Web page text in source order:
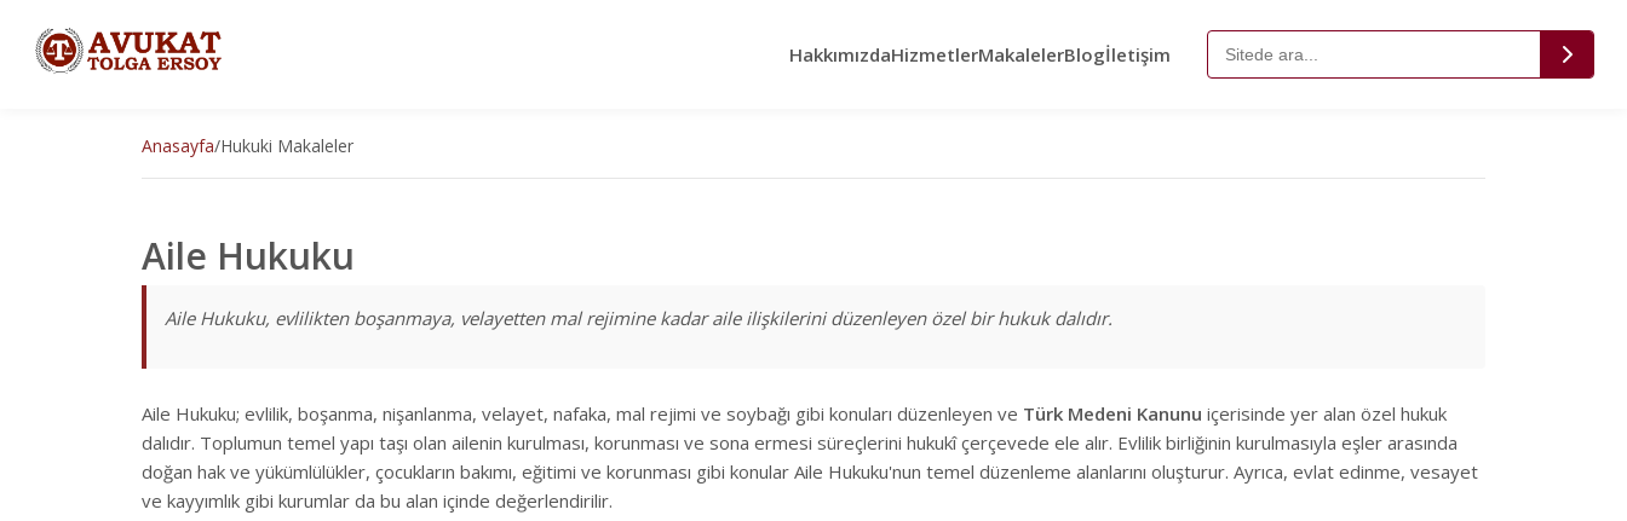
HakkımızdaHizmetlerMakalelerBlogİletişim
Anasayfa/Hukuki Makaleler
Aile Hukuku
Aile Hukuku, evlilikten boşanmaya, velayetten mal rejimine kadar aile ilişkilerini düzenleyen özel bir hukuk dalıdır.
Aile Hukuku; evlilik, boşanma, nişanlanma, velayet, nafaka, mal rejimi ve soybağı gibi konuları düzenleyen ve Türk Medeni Kanunu içerisinde yer alan özel hukuk
dalıdır. Toplumun temel yapı taşı olan ailenin kurulması, korunması ve sona ermesi süreçlerini hukukî çerçevede ele alır. Evlilik birliğinin kurulmasıyla eşler arasında
doğan hak ve yükümlülükler, çocukların bakımı, eğitimi ve korunması gibi konular Aile Hukuku'nun temel düzenleme alanlarını oluşturur. Ayrıca, evlat edinme, vesayet
ve kayyımlık gibi kurumlar da bu alan içinde değerlendirilir.